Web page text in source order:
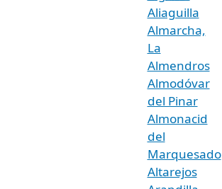
Aliaguilla
Almarcha,
La
Almendros
Almodóvar
del Pinar
Almonacid
del
Marquesado
Altarejos